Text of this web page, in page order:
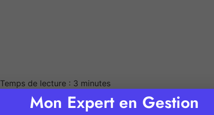
Temps de lecture : 3 minutes
Mon Expert en Gestion